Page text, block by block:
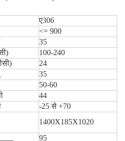
ए306
<= 900
35
100-240
24
35
50-60
44
-25 से +70
1400X185X1020
95